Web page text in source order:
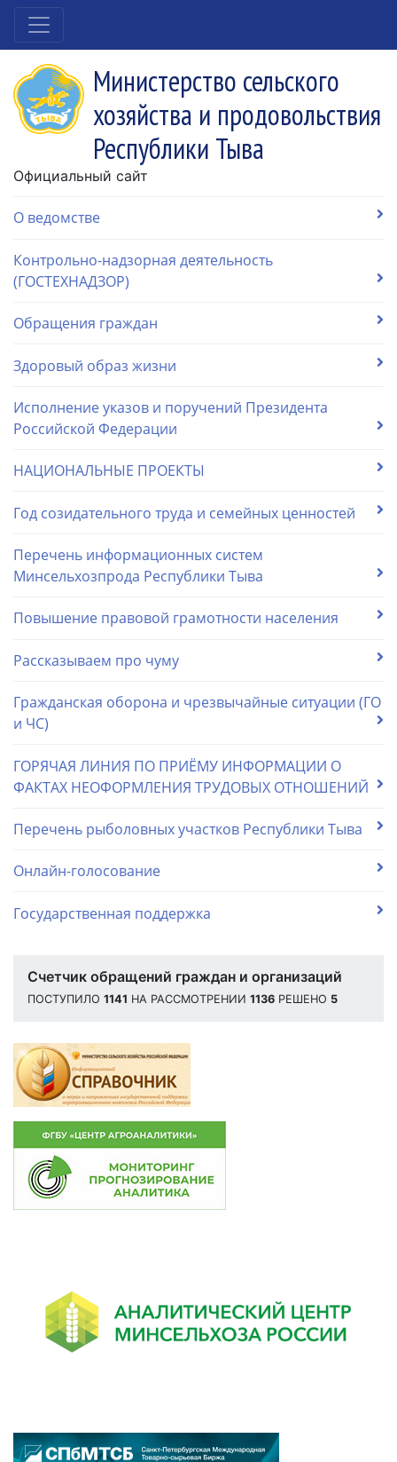
Министерство сельского
хозяйства и продовольствия
Республики Тыва
Официальный сайт
О ведомстве
Контрольно-надзорная деятельность
(ГОСТЕХНАДЗОР)
Обращения граждан
Здоровый образ жизни
Исполнение указов и поручений Президента
Российской Федерации
НАЦИОНАЛЬНЫЕ ПРОЕКТЫ
Год созидательного труда и семейных ценностей
Перечень информационных систем
Минсельхозпрода Республики Тыва
Повышение правовой грамотности населения
Рассказываем про чуму
Гражданская оборона и чрезвычайные ситуации (ГО
и ЧС)
ГОРЯЧАЯ ЛИНИЯ ПО ПРИЁМУ ИНФОРМАЦИИ О
ФАКТАХ НЕОФОРМЛЕНИЯ ТРУДОВЫХ ОТНОШЕНИЙ
Перечень рыболовных участков Республики Тыва
Онлайн-голосование
Государственная поддержка
Счетчик обращений граждан и организаций
ПОСТУПИЛО 1141 НА РАССМОТРЕНИИ 1136 РЕШЕНО 5